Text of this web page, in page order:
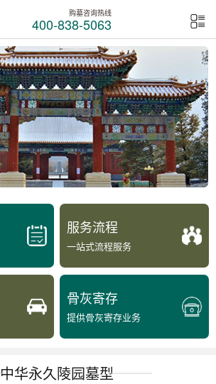
购墓咨询热线
400-838-5063
服务流程
一站式流程服务
骨灰寄存
提供骨灰寄存业务
中华永久陵园墓型